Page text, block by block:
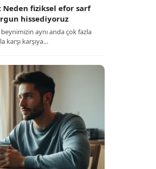
Neden fiziksel efor sarf
hissediyoruz
beynimizin aynı anda çok fazla
karşı karşıya…